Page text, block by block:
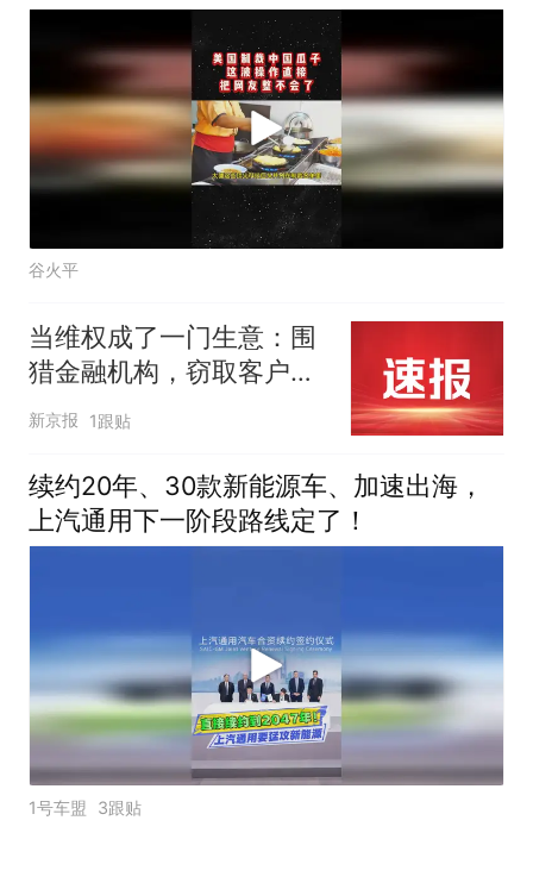
谷火平
当维权成了一门生意：围
猎金融机构，窃取客户信
息教唆退费
新京报 1跟贴
续约20年、30款新能源车、加速出海，
上汽通用下一阶段路线定了！
1号车盟 3跟贴